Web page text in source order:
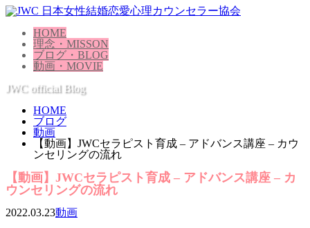
HOME
理念・MISSON
ブログ・BLOG
動画・MOVIE
JWC official Blog
HOME
ブログ
動画
【動画】JWCセラピスト育成 – アドバンス講座 – カウ
ンセリングの流れ
【動画】JWCセラピスト育成 – アドバンス講座 – カ
ウンセリングの流れ
2022.03.23動画